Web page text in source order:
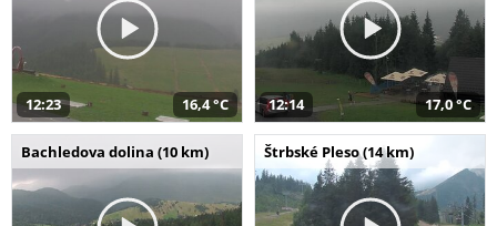
12:23 16,4 °C 12:14 17,0 °C
Bachledova dolina (10 km) Štrbské Pleso (14 km)